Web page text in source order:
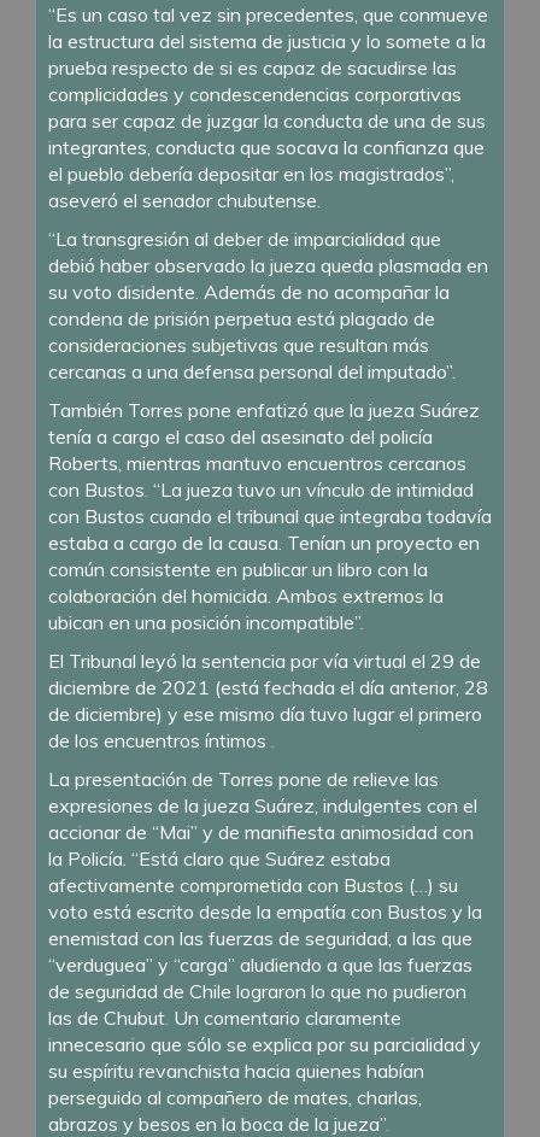
“Es un caso tal vez sin precedentes, que conmueve
la estructura del sistema de justicia y lo somete a la
prueba respecto de si es capaz de sacudirse las
complicidades y condescendencias corporativas
para ser capaz de juzgar la conducta de una de sus
integrantes, conducta que socava la confianza que
el pueblo debería depositar en los magistrados”,
aseveró el senador chubutense.
“La transgresión al deber de imparcialidad que
debió haber observado la jueza queda plasmada en
su voto disidente. Además de no acompañar la
condena de prisión perpetua está plagado de
consideraciones subjetivas que resultan más
cercanas a una defensa personal del imputado”.
También Torres pone enfatizó que la jueza Suárez
tenía a cargo el caso del asesinato del policía
Roberts, mientras mantuvo encuentros cercanos
con Bustos. “La jueza tuvo un vínculo de intimidad
con Bustos cuando el tribunal que integraba todavía
estaba a cargo de la causa. Tenían un proyecto en
común consistente en publicar un libro con la
colaboración del homicida. Ambos extremos la
ubican en una posición incompatible”.
El Tribunal leyó la sentencia por vía virtual el 29 de
diciembre de 2021 (está fechada el día anterior, 28
de diciembre) y ese mismo día tuvo lugar el primero
de los encuentros íntimos .
La presentación de Torres pone de relieve las
expresiones de la jueza Suárez, indulgentes con el
accionar de “Mai” y de manifiesta animosidad con
la Policía. “Está claro que Suárez estaba
afectivamente comprometida con Bustos (…) su
voto está escrito desde la empatía con Bustos y la
enemistad con las fuerzas de seguridad, a las que
“verduguea” y “carga” aludiendo a que las fuerzas
de seguridad de Chile lograron lo que no pudieron
las de Chubut. Un comentario claramente
innecesario que sólo se explica por su parcialidad y
su espíritu revanchista hacia quienes habían
perseguido al compañero de mates, charlas,
abrazos y besos en la boca de la jueza”.